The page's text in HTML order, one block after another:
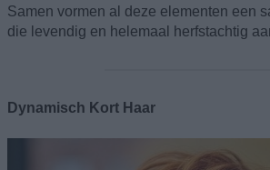
Samen vormen al deze elementen een
die levendig en helemaal herfstachtig
Dynamisch Kort Haar